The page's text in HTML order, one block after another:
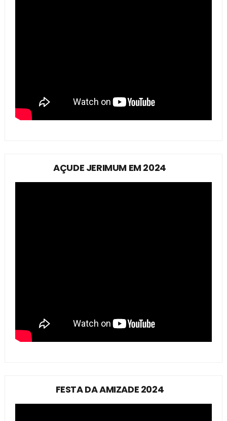
AÇUDE JERIMUM EM 2024
FESTA DA AMIZADE 2024